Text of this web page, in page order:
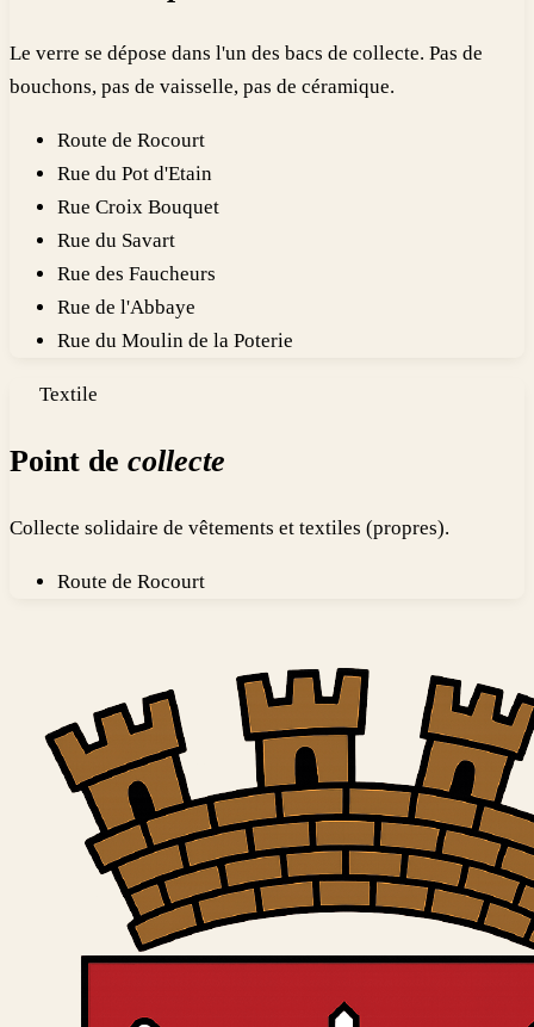
Le verre se dépose dans l'un des bacs de collecte. Pas de
bouchons, pas de vaisselle, pas de céramique.
Route de Rocourt
Rue du Pot d'Etain
Rue Croix Bouquet
Rue du Savart
Rue des Faucheurs
Rue de l'Abbaye
Rue du Moulin de la Poterie
Textile
Point de collecte
Collecte solidaire de vêtements et textiles (propres).
Route de Rocourt